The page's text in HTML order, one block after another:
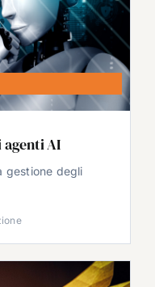
AI
gestione degli